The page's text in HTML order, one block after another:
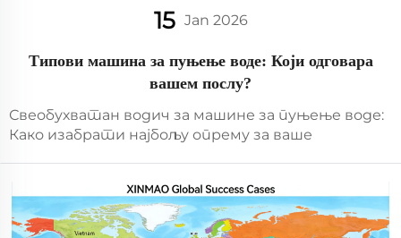
15 Jan 2026
Типови машина за пуњење воде: Који одговара
вашем послу?
Свеобухватан водич за машине за пуњење воде:
Како изабрати најбољу опрему за ваше
контрола квалитета постали су кључни
фактори који одређују успех компаније...